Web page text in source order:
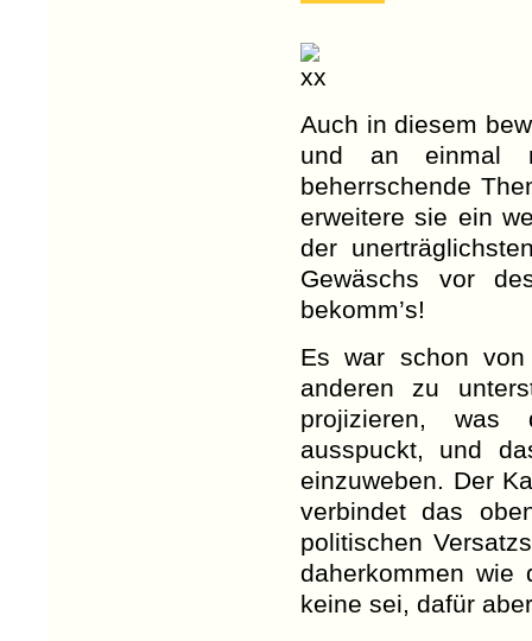
Auch in diesem
und an einmal
beherrschende
erweitere sie ein
der
Gewäschs vor
bekomm’s!
Es war schon
anderen zu
projizieren, was
ausspuckt, und
einzuweben. Der
verbindet das
politischen
daherkommen wie
keine sei, dafür